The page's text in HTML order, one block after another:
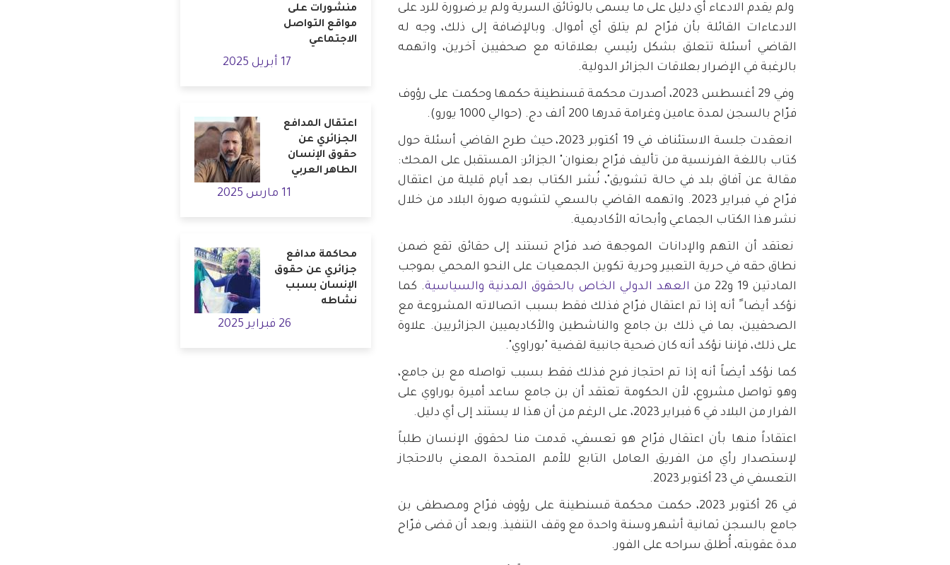
ولم يقدم الادعاء أي دليل على ما يسمى بالوثائق السرية ولم ير ضرورة للرد على
الادعاءات القائلة بأن فرّاح لم يتلق أي أموال. وبالإضافة إلى ذلك، وجه له
القاضي أسئلة تتعلق بشكل رئيسي بعلاقاته مع صحفيين آخرين، واتهمه
بالرغبة في الإضرار بعلاقات الجزائر الدولية.
وفي 29 أغسطس 2023، أصدرت محكمة قسنطينة حكمها وحكمت على رؤوف
فرّاح بالسجن لمدة عامين وغرامة قدرها 200 ألف دج. (حوالي 1000 يورو).
انعقدت جلسة الاستئناف في 19 أكتوبر 2023، حيث طرح القاضي أسئلة حول
كتاب باللغة الفرنسية من تأليف فرّاح بعنوان" الجزائر: المستقبل على المحك:
مقالة عن آفاق بلد في حالة تشويق"، نُشر الكتاب بعد أيام قليلة من اعتقال
فرّاح في فبراير 2023. واتهمه القاضي بالسعي لتشويه صورة البلاد من خلال
نشر هذا الكتاب الجماعي وأبحاثه الأكاديمية.
نعتقد أن التهم والإدانات الموجهة ضد فرّاح تستند إلى حقائق تقع ضمن
نطاق حقه في حرية التعبير وحرية تكوين الجمعيات على النحو المحمي بموجب
المادتين 19 و22 من
العهد الدولي الخاص بالحقوق المدنية والسياسية. كما
نؤكد أيضا ً أنه إذا تم اعتقال فرّاح فذلك فقط بسبب اتصالاته المشروعة مع
الصحفيين، بما في ذلك بن جامع والناشطين والأكاديميين الجزائريين. علاوة
على ذلك، فإننا نؤكد أنه كان ضحية جانبية لقضية "بوراوي".
كما نؤكد أيضاً أنه إذا تم احتجاز فرح فذلك فقط بسبب تواصله مع بن جامع،
وهو تواصل مشروع، لأن الحكومة تعتقد أن بن جامع ساعد أميرة بوراوي على
الفرار من البلاد في 6 فبراير 2023، على الرغم من أن هذا لا يستند إلى أي دليل.
اعتقاداً منها بأن اعتقال فرّاح هو تعسفي، قدمت منا لحقوق الإنسان طلباً
لإستصدار رأي من الفريق العامل التابع للأمم المتحدة المعني بالاحتجاز
التعسفي في 23 أكتوبر 2023.
في 26 أكتوبر 2023، حكمت محكمة قسنطينة على رؤوف فرّاح ومصطفى بن
جامع بالسجن ثمانية أشهر وسنة واحدة مع وقف التنفيذ. وبعد أن قضى فرّاح
مدة عقوبته، أُطلق سراحه على الفور.
منشورات على
مواقع التواصل
الاجتماعي
17 أبريل 2025
اعتقال المدافع
الجزائري عن
حقوق الإنسان
الطاهر العربي
11 مارس 2025
محاكمة مدافع
جزائري عن حقوق
الإنسان بسبب
نشاطه
26 فبراير 2025